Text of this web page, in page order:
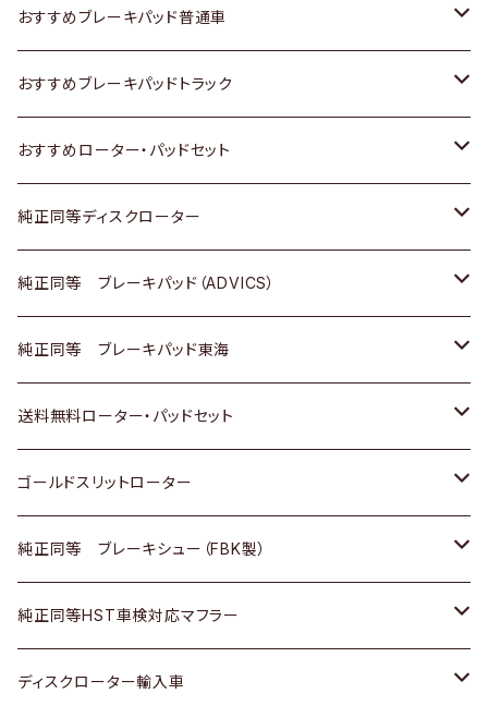
日産
いすゞ
ダイハツ
マツダ
三菱
スバル
日野
三菱ふそう
ＢＭＷ
スズキ
日産
いすゞ
ダイハツ
マツダ
三菱
日野
三菱ふそう
スズキ
日産
いすゞ
ダイハツ
三菱
日野
三菱ふそう
その他
トヨタ
ホンダ
スズキ
日産
ダイハツ
マツダ
三菱
スバル
おすすめブレーキパッド普通車
トヨタ
ホンダ
スズキ
日産
いすゞ
ダイハツ
マツダ
三菱
スバル
おすすめブレーキパッドトラック
トヨタ
日産
いすゞ
ダイハツ
マツダ
三菱
おすすめローター・パッドセット
トヨタ
ホンダ
スズキ
日産
ダイハツ
マツダ
三菱
スバル
純正同等ディスクローター
トヨタ
ホンダ
スズキ
日産
いすゞ
ダイハツ
マツダ
純正同等 ブレーキパッド（ADVICS）
トヨタ
ホンダ
スズキ
日産
ダイハツ
マツダ
純正同等 ブレーキパッド東海
トヨタ
ホンダ
日産
いすゞ
ダイハツ
送料無料ローター・パッドセット
トヨタ
ホンダ
スズキ
日産
ゴールドスリットローター
トヨタ
ホンダ
スズキ
純正同等 ブレーキシュー（FBK製）
ホンダ
スズキ
純正同等HST車検対応マフラー
トヨタ
ディスクローター輸入車